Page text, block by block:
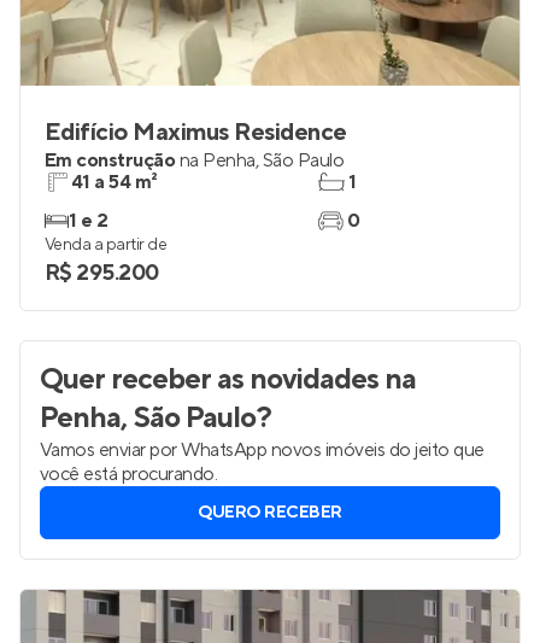
Edifício Maximus Residence
Em construçãona Penha,São Paulo
41 a 54 m²
1 e 2
1
0
Venda a partir de
R$ 295.200
Quer receber as novidades na
Penha, São Paulo?
Vamos enviar por WhatsApp novos imóveis do jeito que
você está procurando.
QUERO RECEBER